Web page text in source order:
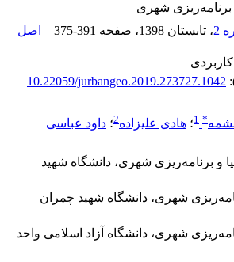
شهری
، تابستان 1398 ، صفحه 375-391
اصل
10.22059/jurbangeo.2019.273727.1042
*
1؛ هادی علیزاده2؛ داود عباسی
و برنامه‌ریزی شهری، دانشگاه شهید
شهری، دانشگاه شهید چمران
شهری، دانشگاه آزاد اسلامی واحد